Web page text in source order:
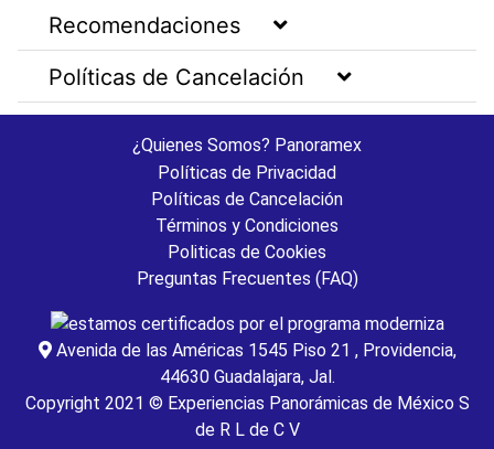
Recomendaciones
Políticas de Cancelación
¿Quienes Somos? Panoramex
Políticas de Privacidad
Políticas de Cancelación
Términos y Condiciones
Politicas de Cookies
Preguntas Frecuentes (FAQ)
Avenida de las Américas 1545 Piso 21 , Providencia,
44630 Guadalajara, Jal.
Copyright 2021 ©️ Experiencias Panorámicas de México S
de R L de C V